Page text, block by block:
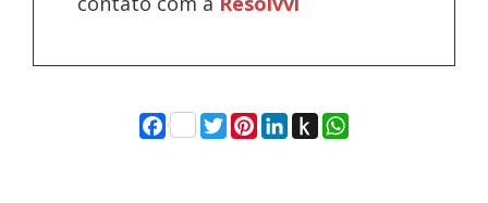
Facebook
Twitter
Pinterest
LinkedIn
Push
to
WhatsApp